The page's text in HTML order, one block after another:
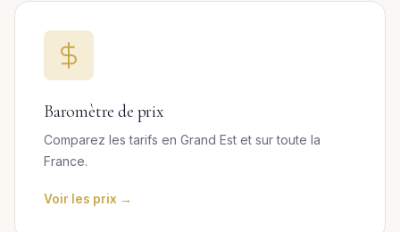
Baromètre de prix
Comparez les tarifs en Grand Est et sur toute la
France.
Voir les prix →